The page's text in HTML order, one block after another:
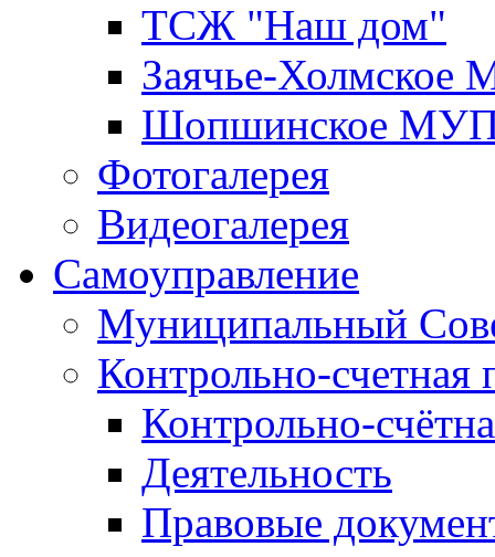
ТСЖ "Наш дом"
Заячье-
Шопшинское
Фотогалерея
Видеогалерея
Самоуправление
Муниципальный
Контрольно-счетная
Контрольно-
Деятельность
Правовые